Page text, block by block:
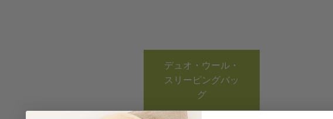
デュオ・ウール・
スリーピングバッ
グ